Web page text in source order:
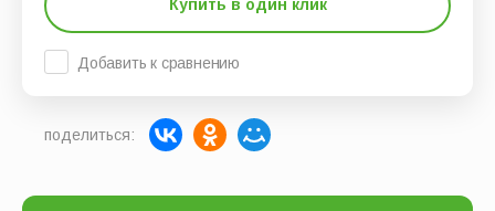
Купить в один клик
Добавить к сравнению
поделиться: